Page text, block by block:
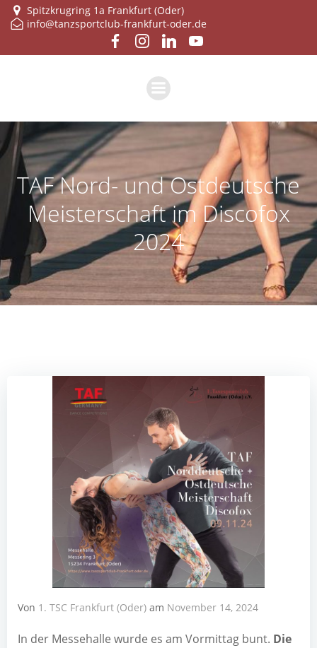
Zum
Inhalt
springen
Spitzkrugring 1a Frankfurt (Oder)
info@tanzsportclub-frankfurt-oder.de
TAF Nord- und Ostdeutsche
Meisterschaft im Discofox
2024
Von 1. TSC Frankfurt (Oder) am November 14, 2024
In der Mes­se­hal­le wur­de es am Vor­mit­tag bunt. Die